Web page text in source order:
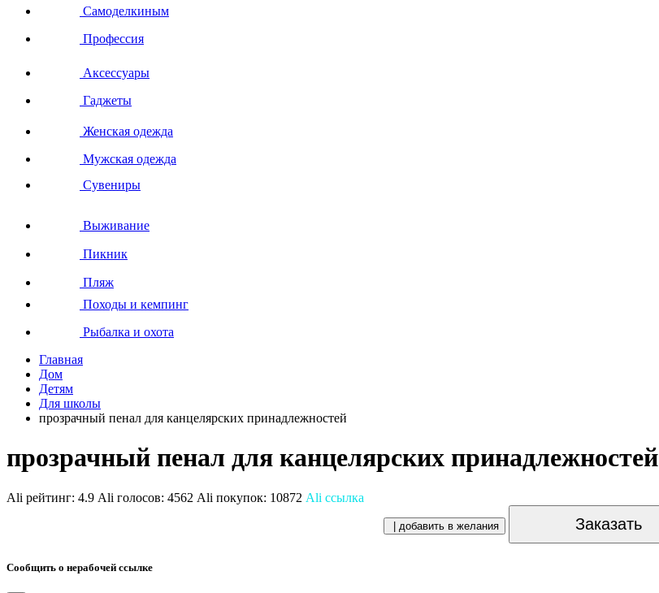
Самоделкиным
Профессия
Аксессуары
Гаджеты
Женская одежда
Мужская одежда
Сувениры
Выживание
Пикник
Пляж
Походы и кемпинг
Рыбалка и охота
Главная
Дом
Детям
Для школы
прозрачный пенал для канцелярских принадлежностей
прозрачный пенал для канцелярских принадлежностей
Ali рейтинг: 4.9 Ali голосов: 4562 Ali покупок: 10872 Ali ссылка
| добавить в желания Заказать
Сообщить о нерабочей ссылке